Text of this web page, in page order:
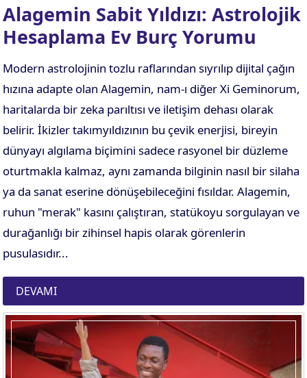
Alagemin Sabit Yıldızı: Astrolojik
Hesaplama Ev Burç Yorumu
Modern astrolojinin tozlu raflarından sıyrılıp dijital çağın
hızına adapte olan Alagemin, nam-ı diğer Xi Geminorum,
haritalarda bir zeka parıltısı ve iletişim dehası olarak
belirir. İkizler takımyıldızının bu çevik enerjisi, bireyin
dünyayı algılama biçimini sadece rasyonel bir düzleme
oturtmakla kalmaz, aynı zamanda bilginin nasıl bir silaha
ya da sanat eserine dönüşebileceğini fısıldar. Alagemin,
ruhun "merak" kasını çalıştıran, statükoyu sorgulayan ve
durağanlığı bir zihinsel hapis olarak görenlerin
pusulasıdır...
DEVAMI